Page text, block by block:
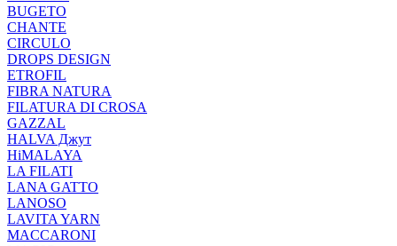
BUGETO
CHANTE
CIRCULO
DROPS DESIGN
ETROFIL
FIBRA NATURA
FILATURA DI CROSA
GAZZAL
HALVA Джут
HiMALAYA
LA FILATI
LANA GATTO
LANOSO
LAVITA YARN
MACCARONI